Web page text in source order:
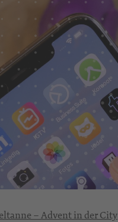
– Advent in der City